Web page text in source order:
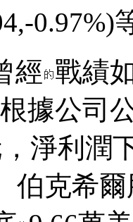
0.97%)
經 戰績
據公司
淨利潤
伯克希